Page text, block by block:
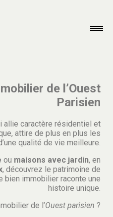
de l’Ouest
Parisien
allie caractère résidentiel et
attire de plus en plus les
qualité de vie meilleure.
ou maisons avec jardin, en
, découvrez le patrimoine de
bien immobilier raconte une
histoire unique.
de l’Ouest parisien ?